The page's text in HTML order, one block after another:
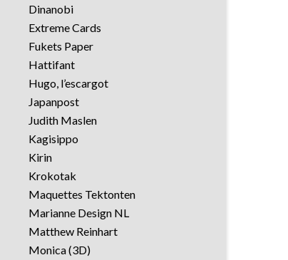
Dinanobi
Extreme Cards
Fukets Paper
Hattifant
Hugo, l’escargot
Japanpost
Judith Maslen
Kagisippo
Kirin
Krokotak
Maquettes Tektonten
Marianne Design NL
Matthew Reinhart
Monica (3D)